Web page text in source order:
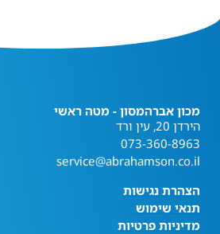
מכון אברהמסון - מטה ראשי
הירדן 20, עין ורד
073-360-8963
service@abrahamson.co.il
הצהרת נגישות
תנאי שימוש
מדיניות פרטיות